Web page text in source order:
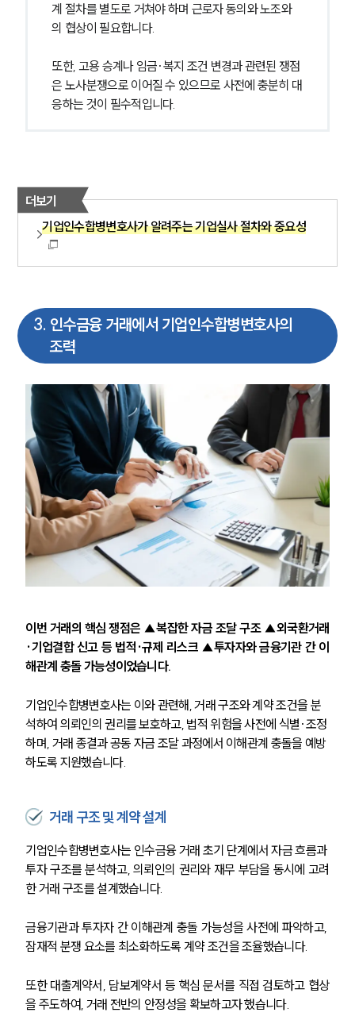
계 절차를 별도로 거쳐야 하며 근로자 동의와 노조와
의 협상이 필요합니다.
또한, 고용 승계나 임금·복지 조건 변경과 관련된 쟁점
은 노사분쟁으로 이어질 수 있으므로 사전에 충분히 대
응하는 것이 필수적입니다.
더보기
기업인수합병변호사가 알려주는 기업실사 절차와 중요성
3. 인수금융 거래에서 기업인수합병변호사의
조력
이번 거래의 핵심 쟁점은 ▲복잡한 자금 조달 구조 ▲외국환거래
·기업결합 신고 등 법적·규제 리스크 ▲투자자와 금융기관 간 이
해관계 충돌 가능성이었습니다.
기업인수합병변호사는 이와 관련해, 거래 구조와 계약 조건을 분
석하여 의뢰인의 권리를 보호하고, 법적 위험을 사전에 식별·조정
하며, 거래 종결과 공동 자금 조달 과정에서 이해관계 충돌을 예방
하도록 지원했습니다.
거래 구조 및 계약 설계
기업인수합병변호사는 인수금융 거래 초기 단계에서 자금 흐름과
투자 구조를 분석하고, 의뢰인의 권리와 재무 부담을 동시에 고려
한 거래 구조를 설계했습니다.
금융기관과 투자자 간 이해관계 충돌 가능성을 사전에 파악하고,
잠재적 분쟁 요소를 최소화하도록 계약 조건을 조율했습니다.
또한 대출계약서, 담보계약서 등 핵심 문서를 직접 검토하고 협상
을 주도하여, 거래 전반의 안정성을 확보하고자 했습니다.